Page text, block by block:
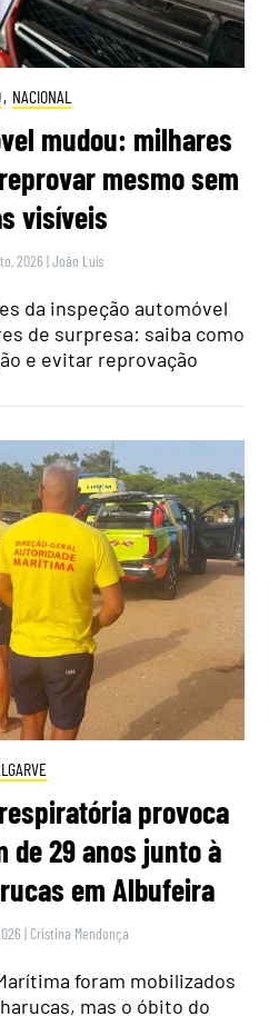
, NACIONAL
mudou: milhares
mesmo sem
visíveis
2026 |João Luís
da inspeção automóvel
de surpresa: saiba como
e evitar reprovação
provoca
de 29 anos junto à
em Albufeira
| Cristina Mendonça
foram mobilizados
mas o óbito do